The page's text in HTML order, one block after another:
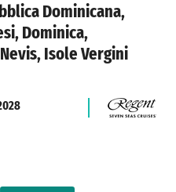
Dominicana,
Dominica,
Isole Vergini